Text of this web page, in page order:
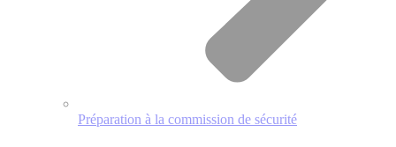
Préparation à la commission de sécurité